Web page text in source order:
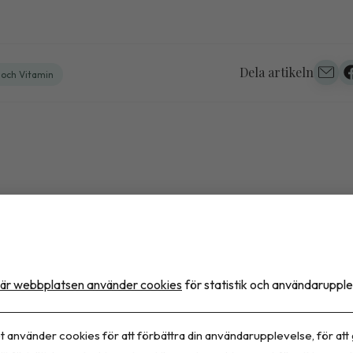
Vitamin Dela artikeln
ett tillfälligt problem?
webbplatsen använder cookies för statistik och
använder cookies för att förbättra din användarupplevelse, för att